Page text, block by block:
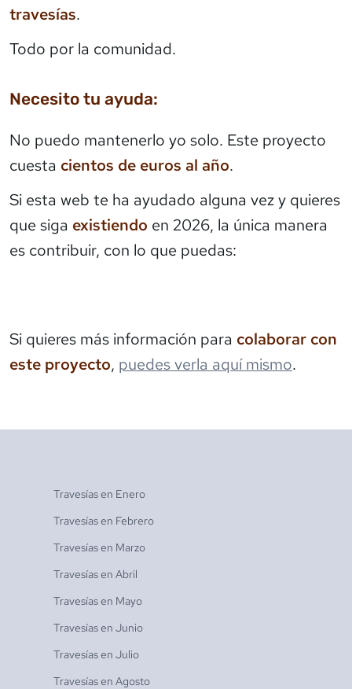
travesías.
Todo por la comunidad.
Necesito tu ayuda:
No puedo mantenerlo yo solo. Este proyecto
cuesta cientos de euros al año.
Si esta web te ha ayudado alguna vez y quieres
que siga existiendo en 2026, la única manera
es contribuir, con lo que puedas:
Si quieres más información para colaborar con
este proyecto, puedes verla aquí mismo.
Travesías en Enero
Travesías en Febrero
Travesías en Marzo
Travesías en Abril
Travesías en Mayo
Travesías en Junio
Travesías en Julio
Travesías en Agosto